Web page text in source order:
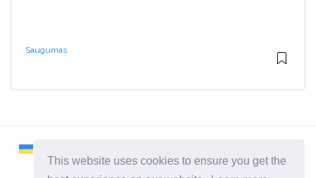
This website uses cookies to ensure you get the
Saugumas